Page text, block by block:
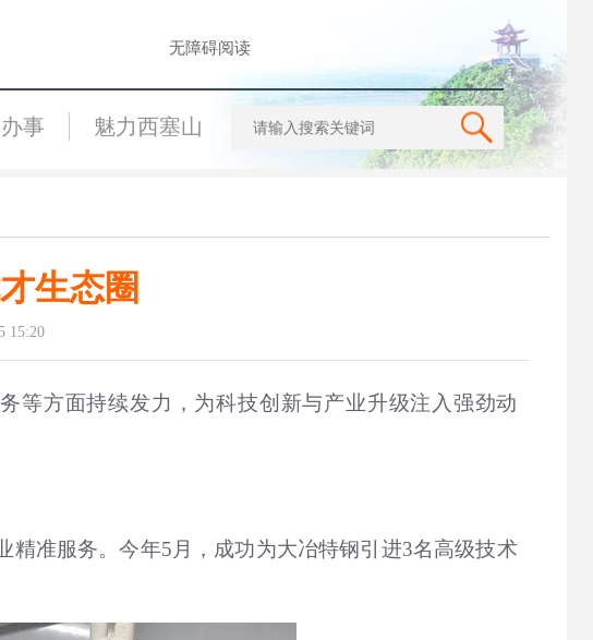
无障碍阅读
事 魅力西塞山
生态圈
15:20
等方面持续发力，为科技创新与产业升级注入强劲动
精准服务。今年5月，成功为大冶特钢引进3名高级技术